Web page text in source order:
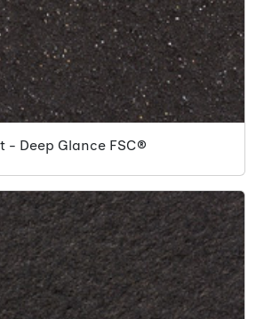
- Deep Glance FSC®